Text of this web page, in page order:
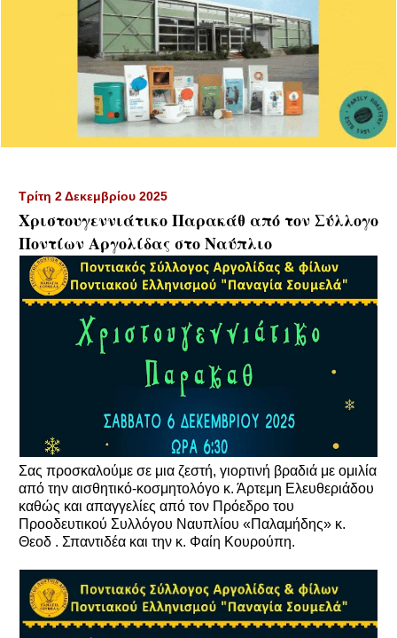
Τρίτη 2 Δεκεμβρίου 2025
Χριστουγεννιάτικο Παρακάθ από τον Σύλλογο
Ποντίων Αργολίδας στο Ναύπλιο
Σας προσκαλούμε σε μια ζεστή, γιορτινή βραδιά με ομιλία
από την αισθητικό-κοσμητολόγο κ. Άρτεμη Ελευθεριάδου
καθώς και απαγγελίες από τον Πρόεδρο του
Προοδευτικού Συλλόγου Ναυπλίου «Παλαμήδης» κ.
Θεοδ . Σπαντιδέα και την κ. Φαίη Κουρούπη.